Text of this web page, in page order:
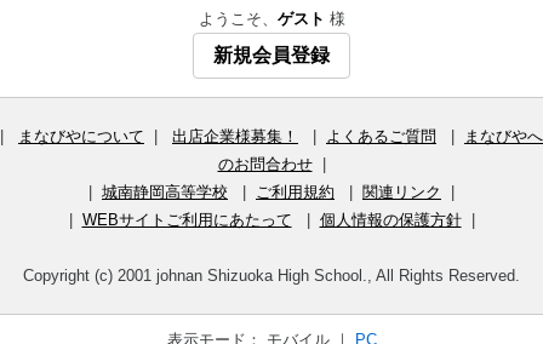
ようこそ、 ゲスト 様
新規会員登録
まなびやについて 出店企業様募集！ よくあるご質問
まなびやへ
のお問合わせ|
城南静岡高等学校 ご利用規約 関連リンク
WEBサイトご利用にあたって 個人情報の保護方針|
Copyright (c) 2001 johnan Shizuoka High School., All Rights Reserved.
表示モード： モバイル ｜ PC